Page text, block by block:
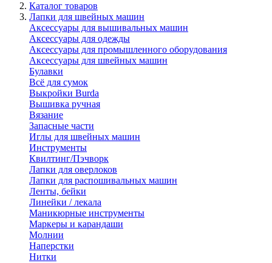
Каталог товаров
Лапки для швейных машин
Аксессуары для вышивальных машин
Аксессуары для одежды
Аксессуары для промышленного оборудования
Аксессуары для швейных машин
Булавки
Всё для сумок
Выкройки Burda
Вышивка ручная
Вязание
Запасные части
Иглы для швейных машин
Инструменты
Квилтинг/Пэчворк
Лапки для оверлоков
Лапки для распошивальных машин
Ленты, бейки
Линейки / лекала
Маникюрные инструменты
Маркеры и карандаши
Молнии
Наперстки
Нитки